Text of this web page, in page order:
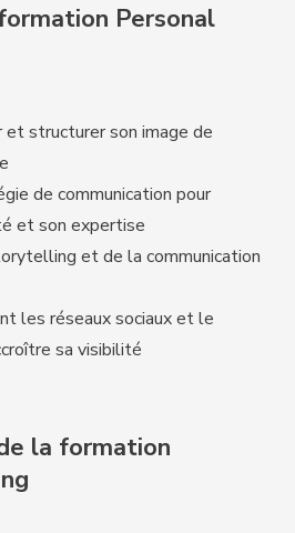
Personal
et structurer son image de
de communication pour
et son expertise
et de la communication
les réseaux sociaux et le
sa visibilité
la formation